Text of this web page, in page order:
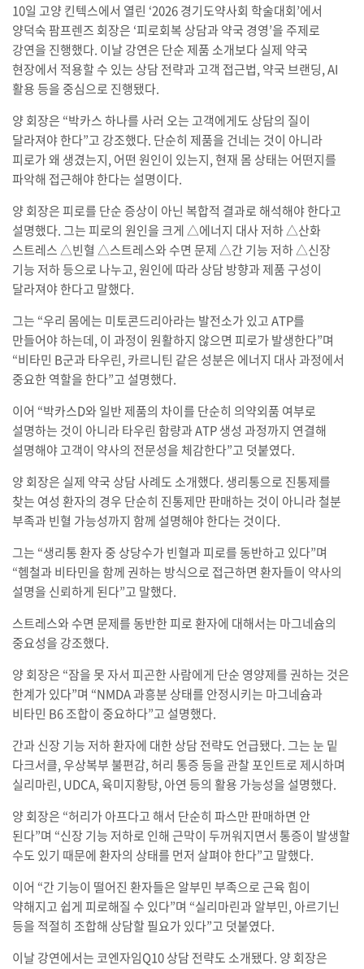
10일 고양 킨텍스에서 열린 ‘2026 경기도약사회 학술대회’에서
양덕숙 팜프렌즈 회장은 ‘피로회복 상담과 약국 경영’을 주제로
강연을 진행했다. 이날 강연은 단순 제품 소개보다 실제 약국
현장에서 적용할 수 있는 상담 전략과 고객 접근법, 약국 브랜딩, AI
활용 등을 중심으로 진행됐다.
양 회장은 “박카스 하나를 사러 오는 고객에게도 상담의 질이
달라져야 한다”고 강조했다. 단순히 제품을 건네는 것이 아니라
피로가 왜 생겼는지, 어떤 원인이 있는지, 현재 몸 상태는 어떤지를
파악해 접근해야 한다는 설명이다.
양 회장은 피로를 단순 증상이 아닌 복합적 결과로 해석해야 한다고
설명했다. 그는 피로의 원인을 크게 △에너지 대사 저하 △산화
스트레스 △빈혈 △스트레스와 수면 문제 △간 기능 저하 △신장
기능 저하 등으로 나누고, 원인에 따라 상담 방향과 제품 구성이
달라져야 한다고 말했다.
그는 “우리 몸에는 미토콘드리아라는 발전소가 있고 ATP를
만들어야 하는데, 이 과정이 원활하지 않으면 피로가 발생한다”며
“비타민 B군과 타우린, 카르니틴 같은 성분은 에너지 대사 과정에서
중요한 역할을 한다”고 설명했다.
이어 “박카스D와 일반 제품의 차이를 단순히 의약외품 여부로
설명하는 것이 아니라 타우린 함량과 ATP 생성 과정까지 연결해
설명해야 고객이 약사의 전문성을 체감한다”고 덧붙였다.
양 회장은 실제 약국 상담 사례도 소개했다. 생리통으로 진통제를
찾는 여성 환자의 경우 단순히 진통제만 판매하는 것이 아니라 철분
부족과 빈혈 가능성까지 함께 설명해야 한다는 것이다.
그는 “생리통 환자 중 상당수가 빈혈과 피로를 동반하고 있다”며
“헴철과 비타민을 함께 권하는 방식으로 접근하면 환자들이 약사의
설명을 신뢰하게 된다”고 말했다.
스트레스와 수면 문제를 동반한 피로 환자에 대해서는 마그네슘의
중요성을 강조했다.
양 회장은 “잠을 못 자서 피곤한 사람에게 단순 영양제를 권하는 것은
한계가 있다”며 “NMDA 과흥분 상태를 안정시키는 마그네슘과
비타민 B6 조합이 중요하다”고 설명했다.
간과 신장 기능 저하 환자에 대한 상담 전략도 언급됐다. 그는 눈 밑
다크서클, 우상복부 불편감, 허리 통증 등을 관찰 포인트로 제시하며
실리마린, UDCA, 육미지황탕, 아연 등의 활용 가능성을 설명했다.
양 회장은 “허리가 아프다고 해서 단순히 파스만 판매하면 안
된다”며 “신장 기능 저하로 인해 근막이 두꺼워지면서 통증이 발생할
수도 있기 때문에 환자의 상태를 먼저 살펴야 한다”고 말했다.
이어 “간 기능이 떨어진 환자들은 알부민 부족으로 근육 힘이
약해지고 쉽게 피로해질 수 있다”며 “실리마린과 알부민, 아르기닌
등을 적절히 조합해 상담할 필요가 있다”고 덧붙였다.
이날 강연에서는 코엔자임Q10 상담 전략도 소개됐다. 양 회장은